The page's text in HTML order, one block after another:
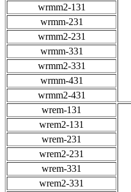
wrmm2-131
wrmm-231
wrmm2-231
wrmm-331
wrmm2-331
wrmm-431
wrmm2-431
wrem-131
wrem2-131
wrem-231
wrem2-231
wrem-331
wrem2-331